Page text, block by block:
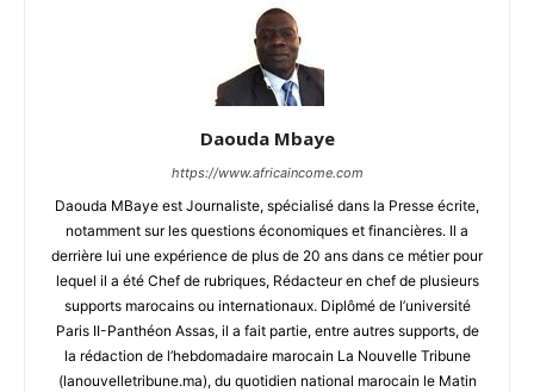
Daouda Mbaye
https://www.africaincome.com
Daouda MBaye est Journaliste, spécialisé dans la Presse écrite,
notamment sur les questions économiques et financières. Il a
derrière lui une expérience de plus de 20 ans dans ce métier pour
lequel il a été Chef de rubriques, Rédacteur en chef de plusieurs
supports marocains ou internationaux. Diplômé de l’université
Paris II-Panthéon Assas, il a fait partie, entre autres supports, de
la rédaction de l’hebdomadaire marocain La Nouvelle Tribune
(lanouvelletribune.ma), du quotidien national marocain le Matin